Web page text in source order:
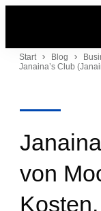
Start Blog
von